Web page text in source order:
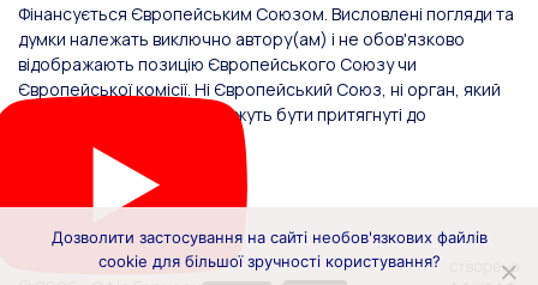
Фінансується Європейським Союзом. Висловлені погляди та
думки належать виключно автору(ам) і не обов'язково
відображають позицію Європейського Союзу чи
Європейської комісії. Ні Європейський Союз, ні орган, який
надав фінансування, не можуть бути притягнуті до
Дозволити застосування на сайті необов'язкових файлів
cookie для більшої зручності користування?